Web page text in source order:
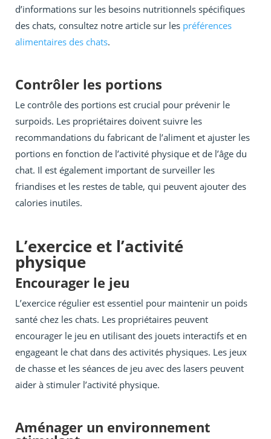
d’informations sur les besoins nutritionnels spécifiques
des chats, consultez notre article sur les préférences
alimentaires des chats.
Contrôler les portions
Le contrôle des portions est crucial pour prévenir le
surpoids. Les propriétaires doivent suivre les
recommandations du fabricant de l’aliment et ajuster les
portions en fonction de l’activité physique et de l’âge du
chat. Il est également important de surveiller les
friandises et les restes de table, qui peuvent ajouter des
calories inutiles.
L’exercice et l’activité
physique
Encourager le jeu
L’exercice régulier est essentiel pour maintenir un poids
santé chez les chats. Les propriétaires peuvent
encourager le jeu en utilisant des jouets interactifs et en
engageant le chat dans des activités physiques. Les jeux
de chasse et les séances de jeu avec des lasers peuvent
aider à stimuler l’activité physique.
Aménager un environnement